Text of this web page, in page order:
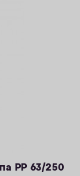
РР 63/250